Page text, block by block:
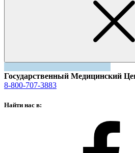
Государственный Медицинский
8-800-707-3883
Найти нас в: